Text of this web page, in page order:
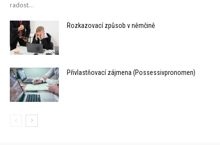
radost...
Rozkazovací způsob v němčině
Přivlastňovací zájmena (Possessivpronomen)